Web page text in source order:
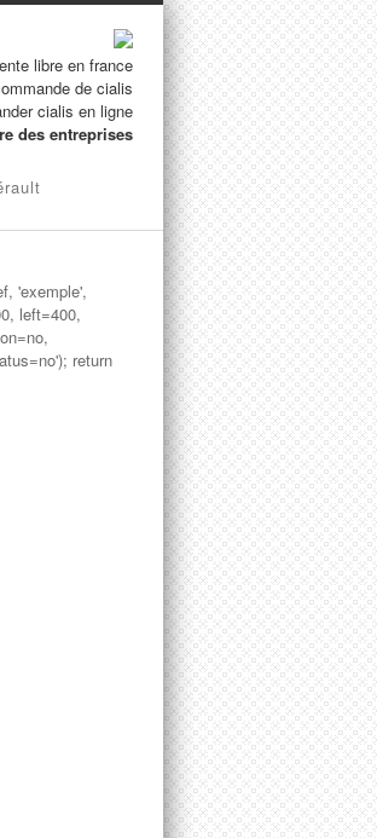
libre en france
de cialis
cialis en ligne
des entreprises
'exemple',
left=400,
return